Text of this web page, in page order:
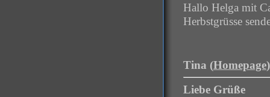
Hallo Helga mit
Herbstgrüsse
Tina (Homepage
Liebe Grüße